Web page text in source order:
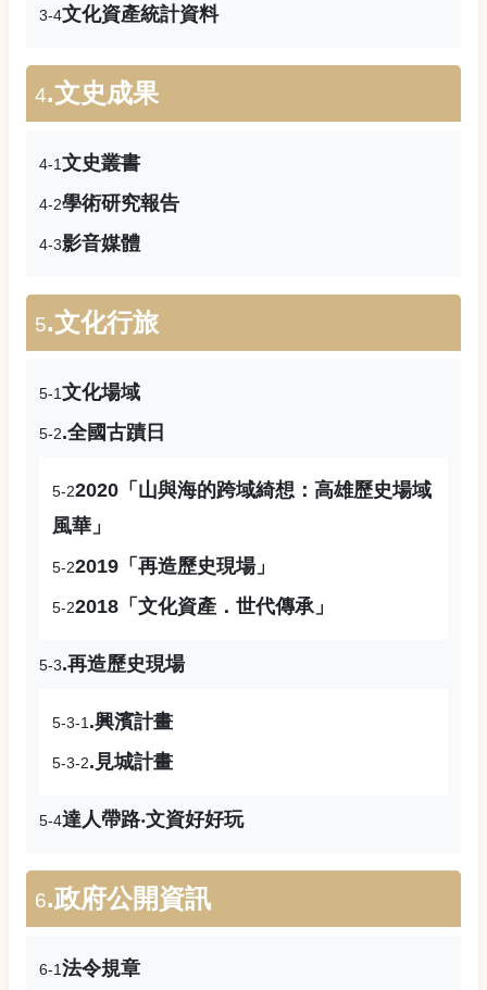
3-4文化資產統計資料
4.文史成果
4-1文史叢書
4-2學術研究報告
4-3影音媒體
5.文化行旅
5-1文化場域
5-2.全國古蹟日
5-22020「山與海的跨域綺想：高雄歷史場域
風華」
5-22019「再造歷史現場」
5-22018「文化資產．世代傳承」
5-3.再造歷史現場
5-3-1 .興濱計畫
5-3-2.見城計畫
5-4達人帶路‧文資好好玩
6.政府公開資訊
6-1法令規章